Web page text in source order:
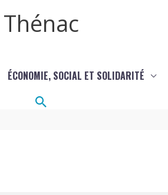
Thénac
ÉCONOMIE, SOCIAL ET SOLIDARITÉ
Rechercher